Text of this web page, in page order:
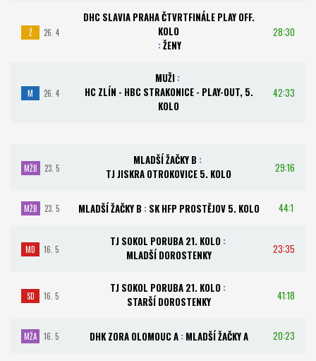
Ž 26. 4
DHC SLAVIA PRAHA ČTVRTFINÁLE PLAY OFF.
KOLO
: ŽENY
28:30
M 26. 4
MUŽI :
HC ZLÍN - HBC STRAKONICE - PLAY-OUT, 5.
KOLO
42:33
MŽB 23. 5
MLADŠÍ ŽAČKY B :
TJ JISKRA OTROKOVICE 5. KOLO
29:16
MŽB 23. 5 MLADŠÍ ŽAČKY B : SK HFP PROSTĚJOV 5. KOLO 44:1
MD 16. 5
TJ SOKOL PORUBA 21. KOLO :
MLADŠÍ DOROSTENKY
23:35
SD 16. 5
TJ SOKOL PORUBA 21. KOLO :
STARŠÍ DOROSTENKY
41:18
MŽA 16. 5 DHK ZORA OLOMOUC A: MLADŠÍ ŽAČKY A 20:23